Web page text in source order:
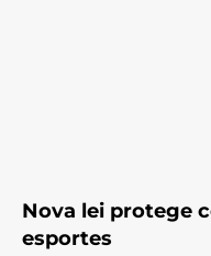
Nova lei protege
esportes